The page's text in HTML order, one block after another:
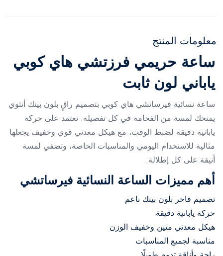
معلومات المنتج
ساعة حريمي فرزتشي هاي كوبي
ياباني لون ثابت
ساعة نسائية فيرساتشي هاي كوبي بتصميم راقٍ بلون بينك أنثوي
يمنحك لمسة من الفخامة في كل تفصيلة. تعتمد على حركة
يابانية دقيقة لضبط الوقت، مع هيكل معدني قوي وخفيف يجعلها
مثالية للاستخدام اليومي والمناسبات الخاصة، وتضفي لمسة
أنيقة على كل إطلالة.
أهم مميزات الساعة النسائية فيرساتشي
تصميم فاخر بلون بينك ناعم
حركة يابانية دقيقة
هيكل معدني متين وخفيف الوزن
مناسبة لجميع المناسبات